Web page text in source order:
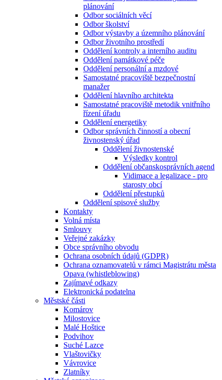
plánování
Odbor sociálních věcí
Odbor školství
Odbor výstavby a územního plánování
Odbor životního prostředí
Oddělení kontroly a interního auditu
Oddělení památkové péče
Oddělení personální a mzdové
Samostatné pracoviště bezpečnostní
manažer
Oddělení hlavního architekta
Samostatné pracoviště metodik vnitřního
řízení úřadu
Oddělení energetiky
Odbor správních činností a obecní
živnostenský úřad
Oddělení živnostenské
Výsledky kontrol
Oddělení občanskosprávních agend
Vidimace a legalizace - pro
starosty obcí
Oddělení přestupků
Oddělení spisové služby
Kontakty
Volná místa
Smlouvy
Veřejné zakázky
Obce správního obvodu
Ochrana osobních údajů (GDPR)
Ochrana oznamovatelů v rámci Magistrátu města
Opava (whistleblowing)
Zajímavé odkazy
Elektronická podatelna
Městské části
Komárov
Milostovice
Malé Hoštice
Podvihov
Suché Lazce
Vlaštovičky
Vávrovice
Zlatníky